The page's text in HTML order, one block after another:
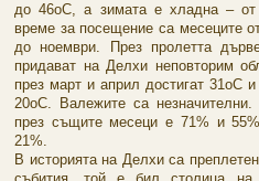
до 46оС, а зимата е хладна –
време за посещение са месеците
до ноември. През пролетта
придават на Делхи неповторим
през март и април достигат 31оС
20оС. Валежите са
през същите месеци е 71% и
21%.
В историята на Делхи са